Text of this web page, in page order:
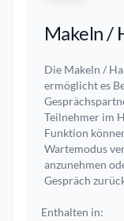
Makeln /
Die Makeln /
ermöglicht es
Teilnehmer im
Funktion
Wartemodus
anzunehmen
Gespräch
Enthalten in: